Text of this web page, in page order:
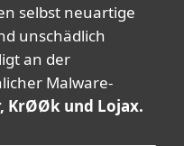
selbst neuartige
unschädlich
an der
Malware-
KrØØk und Lojax.